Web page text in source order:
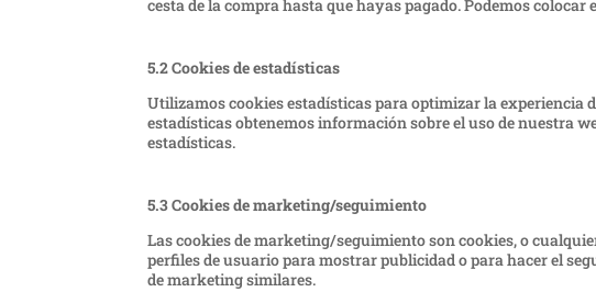
cesta de la compra hasta que hayas pagado. Podemos
5.2 Cookies de estadísticas
Utilizamos cookies estadísticas para optimizar la experiencia
estadísticas obtenemos información sobre el uso de nuestra
estadísticas.
5.3 Cookies de marketing/seguimiento
Las cookies de marketing/seguimiento son cookies, o
perfiles de usuario para mostrar publicidad o para hacer el
de marketing similares.